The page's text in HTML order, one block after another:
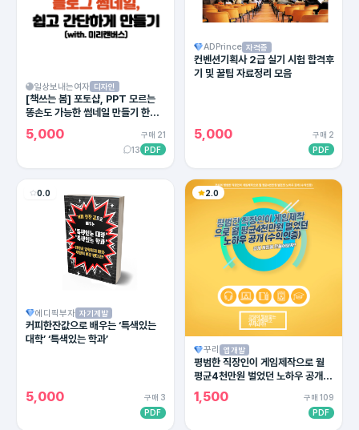
일상보내는여자 디자인
[책쓰는 봄] 포토샵, PPT 모르는
똥손도 가능한 썸네일 만들기 한권
5,000
구매 21
13 PDF
ADPrince 자격증
컨벤션기획사 2급 실기 시험 합격후
기 및 꿀팁 자료정리 모음
5,000
구매 2
PDF
0.0
에디픽부자 자기계발
커피한잔값으로 배우는 ‘특색있는
대학’ ‘특색있는 학과’
5,000
구매 3
PDF
2.0
꾸리 앱개발
평범한 직장인이 게임제작으로 월
평균4천만원 벌었던 노하우 공개
(수익인증)
1,500
구매 109
PDF